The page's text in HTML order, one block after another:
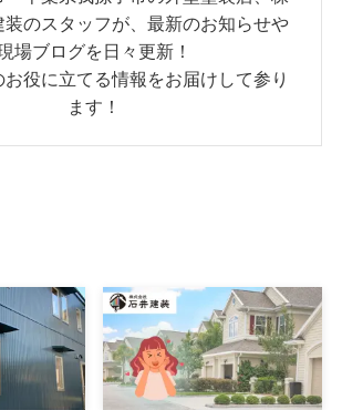
装のスタッフが、最新のお知らせや
場ブログを日々更新！
役に立てる情報をお届けして参り
ます！